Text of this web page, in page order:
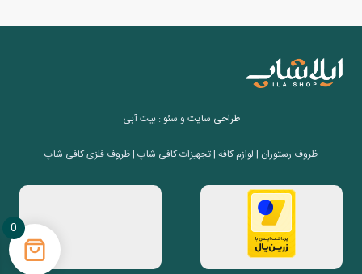
طراحی سایت و سئو: بیت آبی
ظروف رستوران | لوازم کافه | تجهیزات کافی شاپ | ظروف فلزی کافی شاپ
0